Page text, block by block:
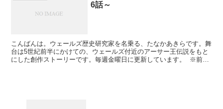
6話～
こんばんは。ウェールズ歴史研究家を名乗る、たなかあきらです。舞
台は5世紀前半にかけての、ウェールズ付近のアーサー王伝説をもと
にした創作ストーリーです。毎週金曜日に更新しています。 ※前回